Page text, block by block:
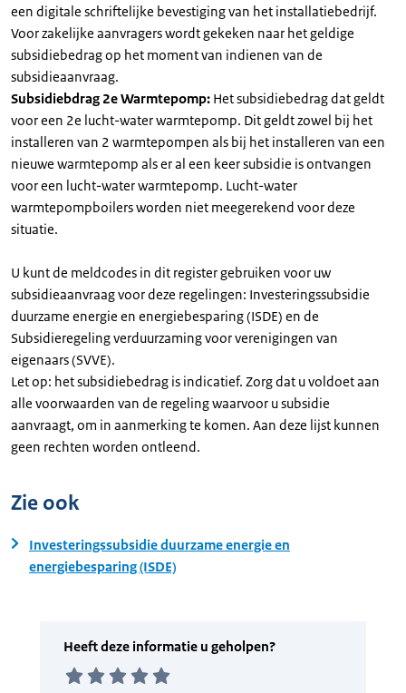
een digitale schriftelijke bevestiging van het installatiebedrijf.
Voor zakelijke aanvragers wordt gekeken naar het geldige
subsidiebedrag op het moment van indienen van de
subsidieaanvraag.
Subsidiebdrag 2e Warmtepomp: Het subsidiebedrag dat geldt
voor een 2e lucht-water warmtepomp. Dit geldt zowel bij het
installeren van 2 warmtepompen als bij het installeren van een
nieuwe warmtepomp als er al een keer subsidie is ontvangen
voor een lucht-water warmtepomp. Lucht-water
warmtepompboilers worden niet meegerekend voor deze
situatie.
U kunt de meldcodes in dit register gebruiken voor uw
subsidieaanvraag voor deze regelingen: Investeringssubsidie
duurzame energie en energiebesparing (ISDE) en de
Subsidieregeling verduurzaming voor verenigingen van
eigenaars (SVVE).
Let op: het subsidiebedrag is indicatief. Zorg dat u voldoet aan
alle voorwaarden van de regeling waarvoor u subsidie
aanvraagt, om in aanmerking te komen. Aan deze lijst kunnen
geen rechten worden ontleend.
Zie ook
Investeringssubsidie duurzame energie en
energiebesparing (ISDE)